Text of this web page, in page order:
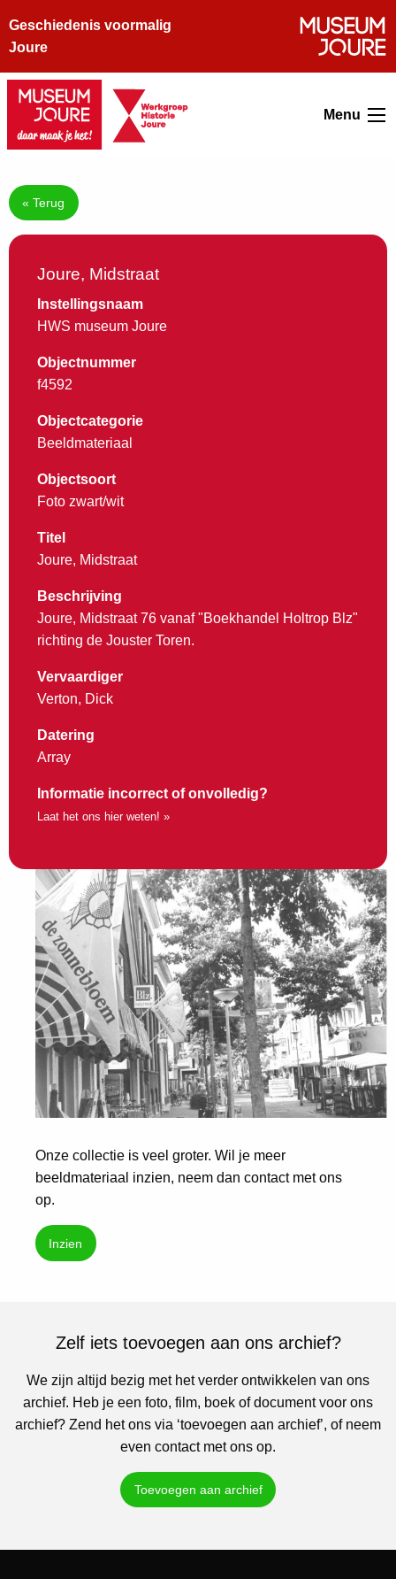
Geschiedenis voormalig
Joure
Menu
« Terug
Joure, Midstraat
Instellingsnaam
HWS museum Joure
Objectnummer
f4592
Objectcategorie
Beeldmateriaal
Objectsoort
Foto zwart/wit
Titel
Joure, Midstraat
Beschrijving
Joure, Midstraat 76 vanaf "Boekhandel Holtrop Blz"
richting de Jouster Toren.
Vervaardiger
Verton, Dick
Datering
Array
Informatie incorrect of onvolledig?
Laat het ons hier weten! »
Onze collectie is veel groter. Wil je meer
beeldmateriaal inzien, neem dan contact met ons
op.
Inzien
Zelf iets toevoegen aan ons archief?
We zijn altijd bezig met het verder ontwikkelen van ons
archief. Heb je een foto, film, boek of document voor ons
archief? Zend het ons via ‘toevoegen aan archief’, of neem
even contact met ons op.
Toevoegen aan archief